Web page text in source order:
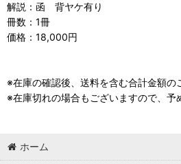
解説：函 背ヤケ有り
冊数：1冊
価格：18,000円
※在庫の確認後、送料を含む合計金額の
※在庫切れの場合もございますので、予
ホーム